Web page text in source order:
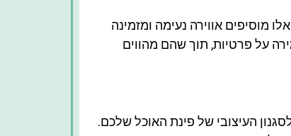
מוסיפים אווירה נעימה ומזמינה
על פרטיות, תוך שהם מהווים
העיצובי של פינת האוכל שלכם.